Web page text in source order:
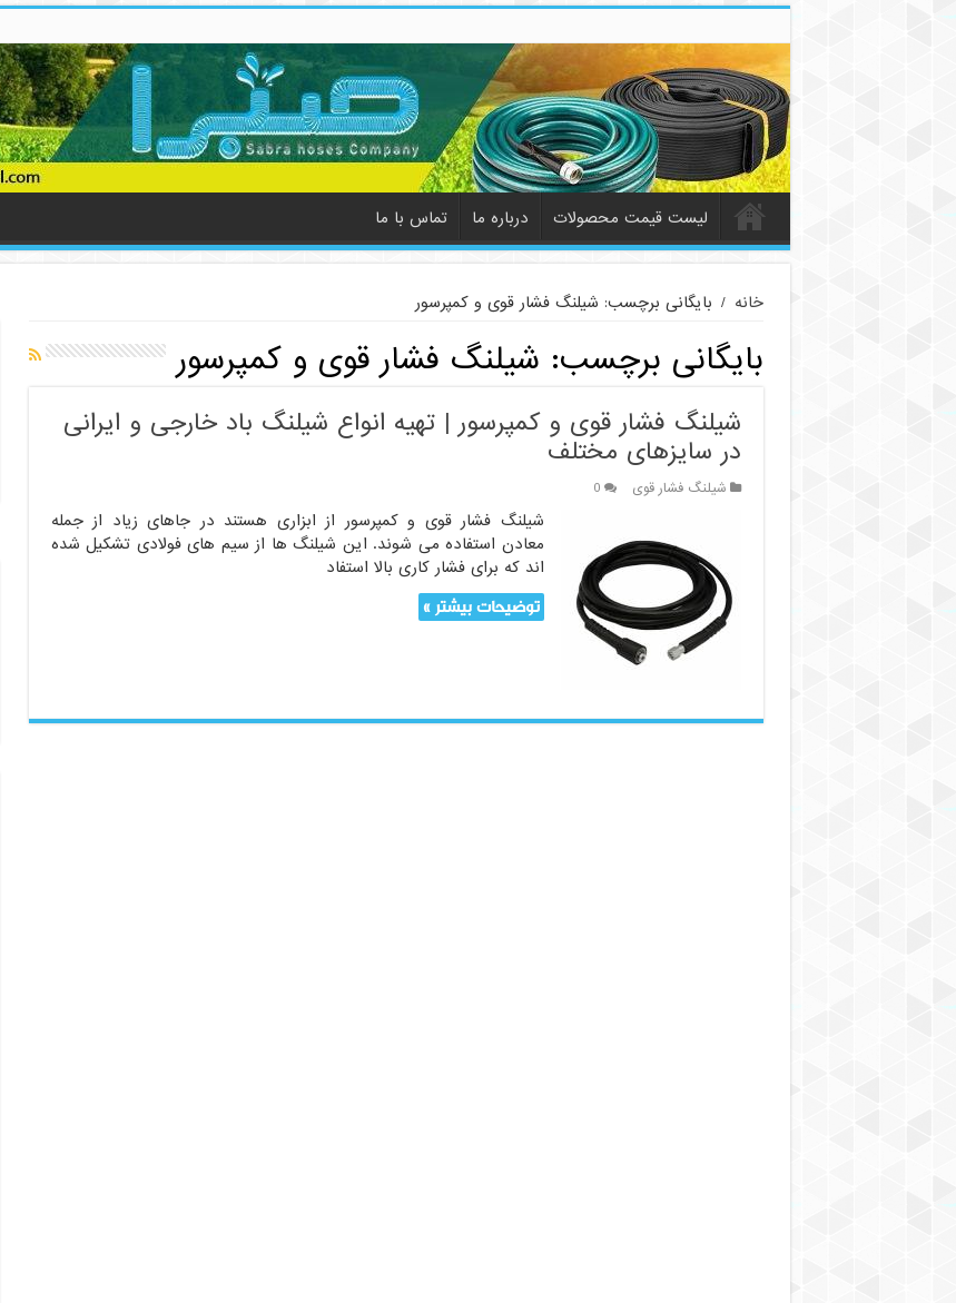
لیست قیمت محصولات درباره ما تماس با ما
خانه / بایگانی برچسب: شیلنگ فشار قوی و کمپرسور
بایگانی برچسب: شیلنگ فشار قوی و کمپرسور
شیلنگ فشار قوی و کمپرسور | تهیه انواع شیلنگ باد خارجی و ایرانی
در سایزهای مختلف
شیلنگ فشار قوی 0
شیلنگ فشار قوی و کمپرسور از ابزاری هستند در جاهای زیاد از جمله
معادن استفاده می شوند. این شیلنگ ها از سیم های فولادی تشکیل شده
اند که برای فشار کاری بالا استفاد
توضیحات بیشتر »